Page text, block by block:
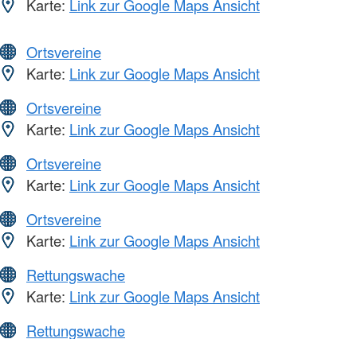
Karte: Link zur Google Maps Ansicht
Ortsvereine
Karte: Link zur Google Maps Ansicht
Ortsvereine
Karte: Link zur Google Maps Ansicht
Ortsvereine
Karte: Link zur Google Maps Ansicht
Ortsvereine
Karte: Link zur Google Maps Ansicht
Rettungswache
Karte: Link zur Google Maps Ansicht
Rettungswache